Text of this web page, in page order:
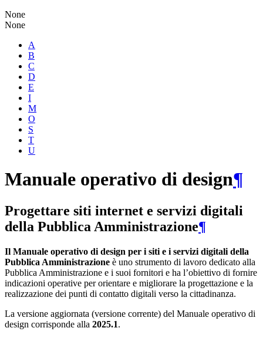
None
None
A
B
C
D
E
I
M
O
S
T
U
Manuale operativo di design¶
Progettare siti internet e servizi digitali
della Pubblica Amministrazione¶
Il Manuale operativo di design per i siti e i servizi digitali della
Pubblica Amministrazione è uno strumento di lavoro dedicato alla
Pubblica Amministrazione e i suoi fornitori e ha l’obiettivo di fornire
indicazioni operative per orientare e migliorare la progettazione e la
realizzazione dei punti di contatto digitali verso la cittadinanza.
La versione aggiornata (versione corrente) del Manuale operativo di
design corrisponde alla 2025.1.